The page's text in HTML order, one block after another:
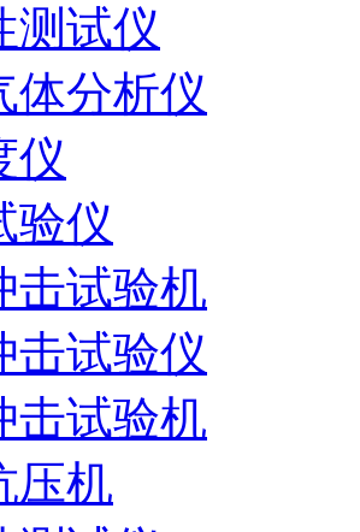
测试仪
体分析仪
仪
验仪
击试验机
击试验仪
击试验机
压机